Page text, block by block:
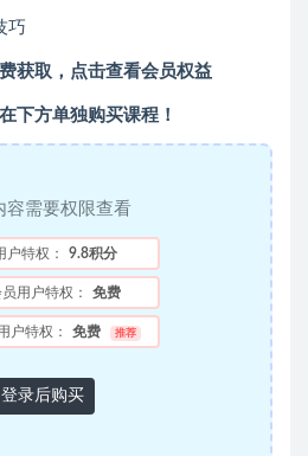
巧
获取，点击查看会员权益
下方单独购买课程！
容需要权限查看
户特权： 9.8积分
用户特权： 免费
户特权： 免费 推荐
登录后购买